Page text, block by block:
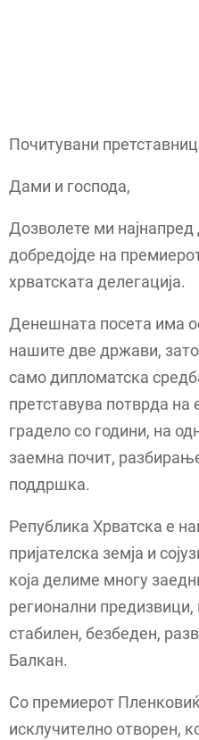
Почитувани
Дами и господа,
Дозволете ми
добредојде на
хрватската делегација.
Денешната посета има
нашите две држави,
само дипломатска
претставува потврда на
градело со години, на
заемна почит,
поддршка.
Република Хрватска е
пријателска земја и
која делиме многу
регионални предизвици,
стабилен, безбеден,
Балкан.
Со премиерот
исклучително отворен,